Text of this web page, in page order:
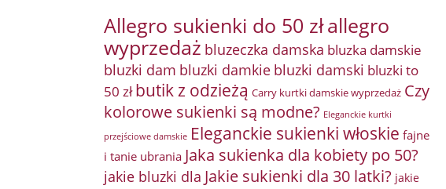
Allegro sukienki do 50 złallegro
wyprzedaż bluzeczka damska bluzka damskie
bluzki dam bluzki damkie bluzki damski bluzki to
50 zł butik z odzieżą Carry kurtki damskie wyprzedaż Czy
kolorowe sukienki są modne? Eleganckie kurtki
przejściowe damskie Eleganckie sukienki włoskie fajne
i tanie ubrania Jaka sukienka dla kobiety po 50?
jakie bluzki dla Jakie sukienki dla 30 latki? jakie